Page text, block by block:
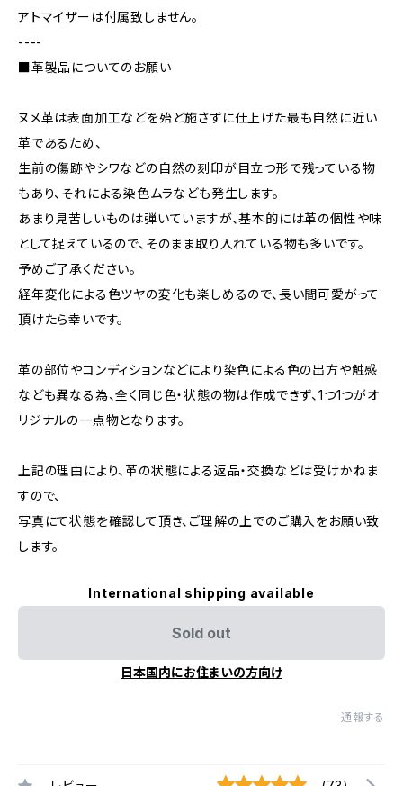
アトマイザーは付属致しません。
----
■革製品についてのお願い
ヌメ革は表面加工などを殆ど施さずに仕上げた最も自然に近い
革であるため、
生前の傷跡やシワなどの自然の刻印が目立つ形で残っている物
もあり、それによる染色ムラなども発生します。
あまり見苦しいものは弾いていますが、基本的には革の個性や味
として捉えているので、そのまま取り入れている物も多いです。
予めご了承ください。
経年変化による色ツヤの変化も楽しめるので、長い間可愛がって
頂けたら幸いです。
革の部位やコンディションなどにより染色による色の出方や触感
なども異なる為、全く同じ色・状態の物は作成できず、1つ1つがオ
リジナルの一点物となります。
上記の理由により、革の状態による返品・交換などは受けかねま
すので、
写真にて状態を確認して頂き、ご理解の上でのご購入をお願い致
します。
International shipping available
Sold out
日本国内にお住まいの方向け
通報する